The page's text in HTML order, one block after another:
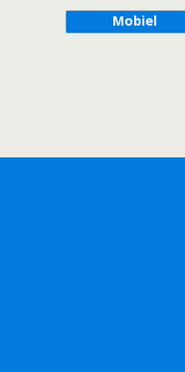
Mobiel